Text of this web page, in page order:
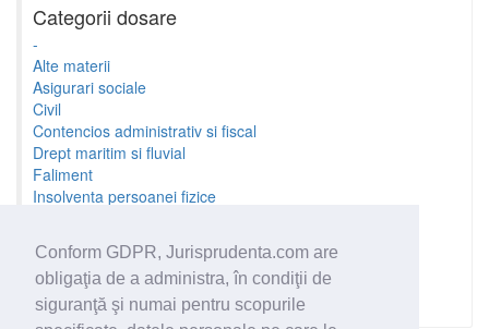
Conform GDPR, Jurisprudenta.com are
obligaţia de a administra, în condiţii de
siguranţă şi numai pentru scopurile
Categorii dosare
-
Alte materii
Asigurari sociale
Civil
Contencios administrativ si fiscal
Drept maritim si fluvial
Faliment
Insolventa persoanei fizice
Minori si familie
Penal
Proprietate Intelectuala